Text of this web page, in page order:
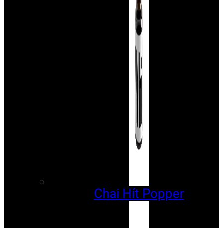
Chai Hít Popper